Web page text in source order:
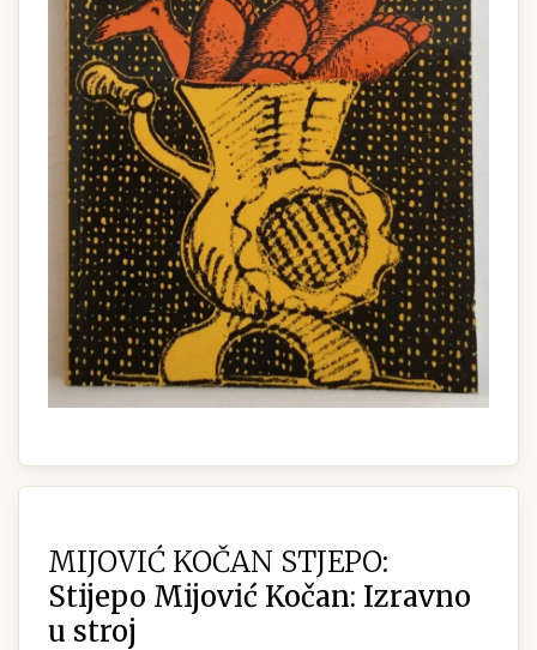
MIJOVIĆ KOČAN STJEPO:
Stijepo Mijović Kočan: Izravno
u stroj